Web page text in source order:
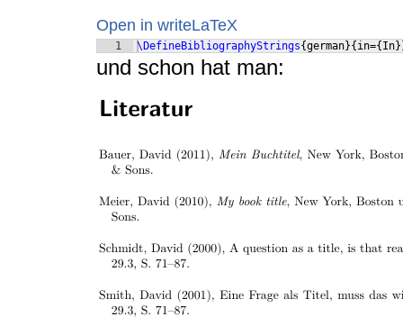
Open in writeLaTeX
1 \DefineBibliographyStrings{german}{ in={ In
und schon hat man: